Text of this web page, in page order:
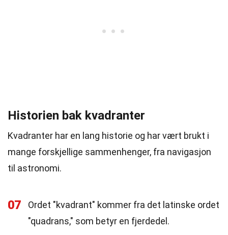
Historien bak kvadranter
Kvadranter har en lang historie og har vært brukt i
mange forskjellige sammenhenger, fra navigasjon
til astronomi.
07
Ordet "kvadrant" kommer fra det latinske ordet
"quadrans," som betyr en fjerdedel.